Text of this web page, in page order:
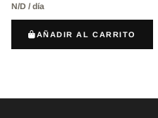
N/D / día
AÑADIR AL CARRITO